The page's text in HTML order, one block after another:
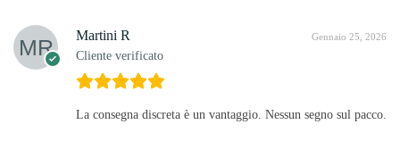
Martini R
Cliente verificato
Gennaio 25, 2026
La consegna discreta è un vantaggio. Nessun segno sul pacco.